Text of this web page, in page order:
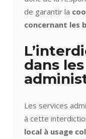
de garantir la
concernant les
dans les
Les services
à cette
local à usage